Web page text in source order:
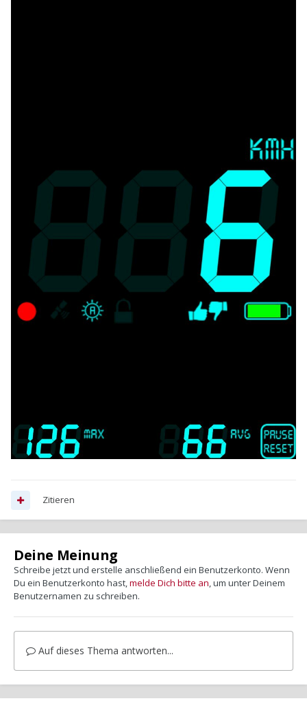
Zitieren
Deine Meinung
Schreibe jetzt und erstelle anschließend ein Benutzerkonto. Wenn
Du ein Benutzerkonto hast,melde Dich bitte an, um unter Deinem
Benutzernamen zu schreiben.
Auf dieses Thema antworten...